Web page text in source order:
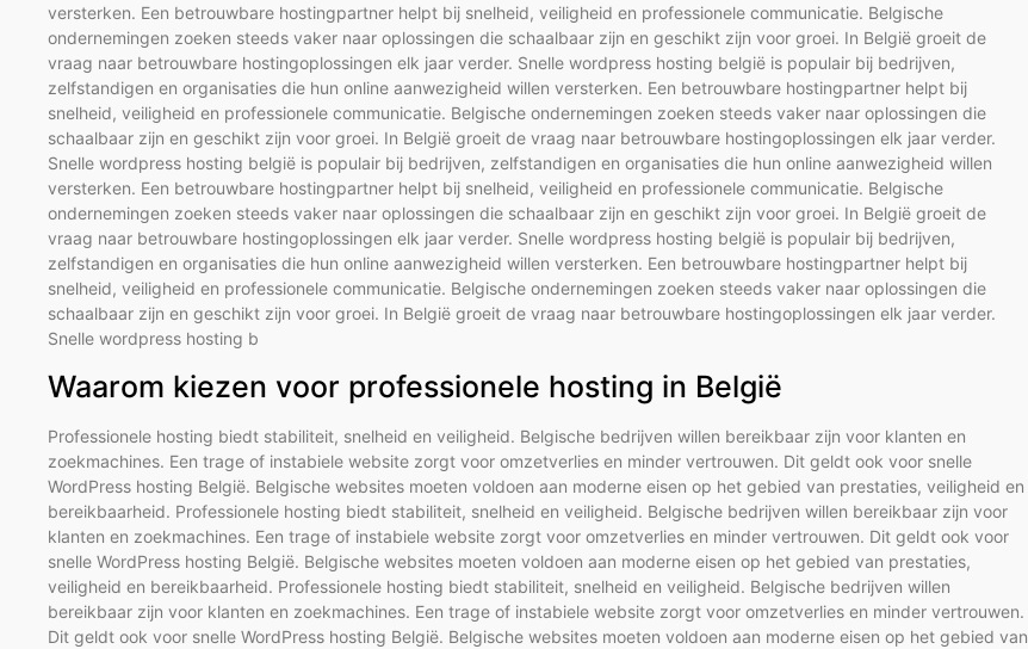
versterken. Een betrouwbare hostingpartner helpt bij snelheid, veiligheid en professionele communicatie. Belgische
ondernemingen zoeken steeds vaker naar oplossingen die schaalbaar zijn en geschikt zijn voor groei. In België groeit de
vraag naar betrouwbare hostingoplossingen elk jaar verder. Snelle wordpress hosting belgië is populair bij bedrijven,
zelfstandigen en organisaties die hun online aanwezigheid willen versterken. Een betrouwbare hostingpartner helpt bij
snelheid, veiligheid en professionele communicatie. Belgische ondernemingen zoeken steeds vaker naar oplossingen die
schaalbaar zijn en geschikt zijn voor groei. In België groeit de vraag naar betrouwbare hostingoplossingen elk jaar verder.
Snelle wordpress hosting belgië is populair bij bedrijven, zelfstandigen en organisaties die hun online aanwezigheid willen
versterken. Een betrouwbare hostingpartner helpt bij snelheid, veiligheid en professionele communicatie. Belgische
ondernemingen zoeken steeds vaker naar oplossingen die schaalbaar zijn en geschikt zijn voor groei. In België groeit de
vraag naar betrouwbare hostingoplossingen elk jaar verder. Snelle wordpress hosting belgië is populair bij bedrijven,
zelfstandigen en organisaties die hun online aanwezigheid willen versterken. Een betrouwbare hostingpartner helpt bij
snelheid, veiligheid en professionele communicatie. Belgische ondernemingen zoeken steeds vaker naar oplossingen die
schaalbaar zijn en geschikt zijn voor groei. In België groeit de vraag naar betrouwbare hostingoplossingen elk jaar verder.
Snelle wordpress hosting b
Waarom kiezen voor professionele hosting in België
Professionele hosting biedt stabiliteit, snelheid en veiligheid. Belgische bedrijven willen bereikbaar zijn voor klanten en
zoekmachines. Een trage of instabiele website zorgt voor omzetverlies en minder vertrouwen. Dit geldt ook voor snelle
WordPress hosting België. Belgische websites moeten voldoen aan moderne eisen op het gebied van prestaties, veiligheid en
bereikbaarheid. Professionele hosting biedt stabiliteit, snelheid en veiligheid. Belgische bedrijven willen bereikbaar zijn voor
klanten en zoekmachines. Een trage of instabiele website zorgt voor omzetverlies en minder vertrouwen. Dit geldt ook voor
snelle WordPress hosting België. Belgische websites moeten voldoen aan moderne eisen op het gebied van prestaties,
veiligheid en bereikbaarheid. Professionele hosting biedt stabiliteit, snelheid en veiligheid. Belgische bedrijven willen
bereikbaar zijn voor klanten en zoekmachines. Een trage of instabiele website zorgt voor omzetverlies en minder vertrouwen.
Dit geldt ook voor snelle WordPress hosting België. Belgische websites moeten voldoen aan moderne eisen op het gebied van